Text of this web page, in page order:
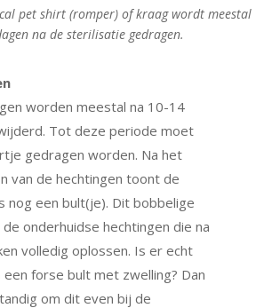
pet shirt (romper) of kraag wordt meestal
na de sterilisatie gedragen.
worden meestal na 10-14
Tot deze periode moet
gedragen worden. Na het
van de hechtingen toont de
nog een bult(je). Dit bobbelige
onderhuidse hechtingen die na
volledig oplossen. Is er echt
een forse bult met zwelling? Dan
om dit even bij de